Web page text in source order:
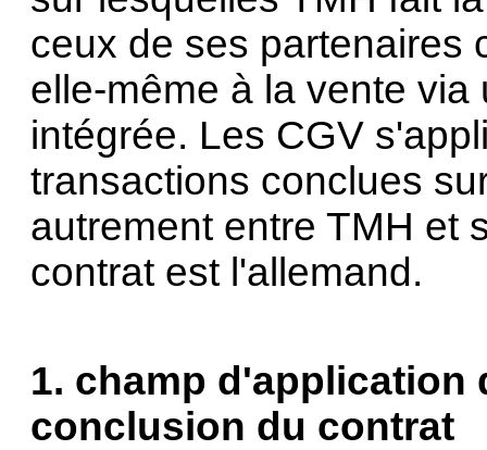
ceux de ses partenaires
elle-même à la vente
intégrée. Les CGV
transactions conclues
autrement entre TMH et
contrat est l'allemand.
1. champ d'application
conclusion du contrat